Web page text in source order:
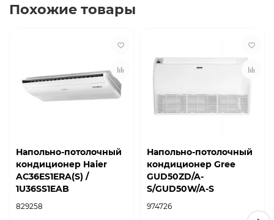
Похожие товары
Напольно-потолочный
кондиционер Haier
AC36ES1ERA(S) /
1U36SS1EAB
829258
Напольно-потолочный
кондиционер Gree
GUD50ZD/A-
S/GUD50W/A-S
974726